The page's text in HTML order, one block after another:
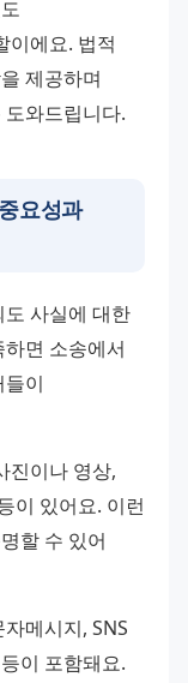
이에요. 법적
제공하며
와드립니다.
요성과
사실에 대한
면 소송에서
이
진이나 영상,
이 있어요. 이런
할 수 있어
메시지, SNS
이 포함돼요.